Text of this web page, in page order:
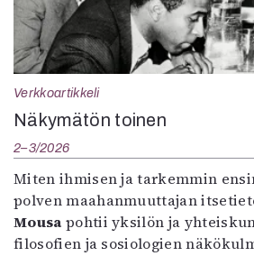
Verkkoartikkeli
Näkymätön toinen
2–3/2026
Miten ihmisen ja tarkemmin
polven maahanmuuttajan
Mousa pohtii yksilön ja
filosofien ja sosiologien